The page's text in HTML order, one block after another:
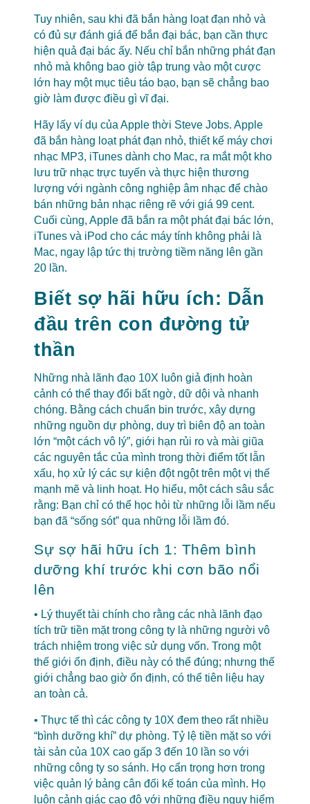
Tuy nhiên, sau khi đã bắn hàng loạt đạn nhỏ và
có đủ sự đánh giá để bắn đại bác, bạn cần thực
hiện quả đại bác ấy. Nếu chỉ bắn những phát đạn
nhỏ mà không bao giờ tập trung vào một cược
lớn hay một mục tiêu táo bạo, bạn sẽ chẳng bao
giờ làm được điều gì vĩ đại.
Hãy lấy ví dụ của Apple thời Steve Jobs. Apple
đã bắn hàng loạt phát đạn nhỏ, thiết kế máy chơi
nhạc MP3, iTunes dành cho Mac, ra mắt một kho
lưu trữ nhạc trực tuyến và thực hiện thương
lượng với ngành công nghiệp âm nhạc để chào
bán những bản nhạc riêng rẽ với giá 99 cent.
Cuối cùng, Apple đã bắn ra một phát đại bác lớn,
iTunes và iPod cho các máy tính không phải là
Mac, ngay lập tức thị trường tiềm năng lên gần
20 lần.
Biết sợ hãi hữu ích: Dẫn
đầu trên con đường tử
thần
Những nhà lãnh đạo 10X luôn giả định hoàn
cảnh có thể thay đổi bất ngờ, dữ dội và nhanh
chóng. Bằng cách chuẩn bin trước, xây dựng
những nguồn dự phòng, duy trì biên độ an toàn
lớn “một cách vô lý”, giới hạn rủi ro và mài giũa
các nguyên tắc của mình trong thời điểm tốt lẫn
xấu, họ xử lý các sự kiện đột ngột trên một vị thế
mạnh mẽ và linh hoạt. Họ hiểu, một cách sâu sắc
rằng: Bạn chỉ có thể học hỏi từ những lỗi lầm nếu
bạn đã “sống sót” qua những lỗi lầm đó.
Sự sợ hãi hữu ích 1: Thêm bình
dưỡng khí trước khi cơn bão nổi
lên
• Lý thuyết tài chính cho rằng các nhà lãnh đạo
tích trữ tiền mặt trong công ty là những người vô
trách nhiệm trong việc sử dụng vốn. Trong một
thế giới ổn định, điều này có thể đúng; nhưng thế
giới chẳng bao giờ ổn định, có thể tiên liệu hay
an toàn cả.
• Thực tế thì các công ty 10X đem theo rất nhiều
“bình dưỡng khí” dự phòng. Tỷ lệ tiền mặt so với
tài sản của 10X cao gấp 3 đến 10 lần so với
những công ty so sánh. Họ cẩn trọng hơn trong
việc quản lý bảng cân đối kế toán của mình. Họ
luôn cảnh giác cao độ với những điều nguy hiểm